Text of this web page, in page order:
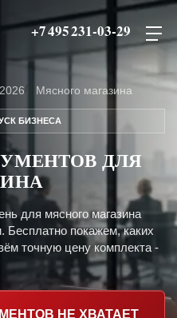
+7 495 231-03-29
Мясного магазина
БИЗНЕСА
ДЛЯ
для мясного магазина
Бесплатно покажем, каких
точную цену комплекта -
НЕ ХВАТАЕТ